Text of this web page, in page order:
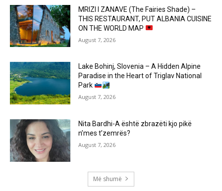
MRIZI I ZANAVE (The Fairies Shade) –
THIS RESTAURANT, PUT ALBANIA CUISINE
ON THE WORLD MAP
August 7, 2026
Lake Bohinj, Slovenia – A Hidden Alpine
Paradise in the Heart of Triglav National
Park
August 7, 2026
Nita Bardhi-A është zbrazëti kjo pikë
n’mes t’zemrës?
August 7, 2026
Më shumë